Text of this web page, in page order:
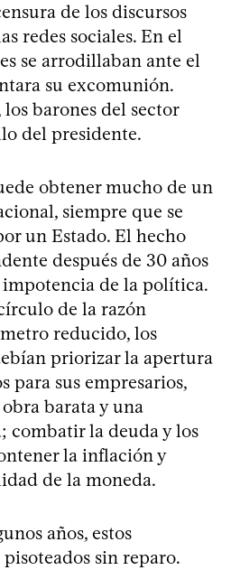
de los discursos
redes sociales. En el
se arrodillaban ante el
su excomunión.
los barones del sector
del presidente.
obtener mucho de un
siempre que se
un Estado. El hecho
después de 30 años
de la política.
de la razón
reducido, los
priorizar la apertura
para sus empresarios,
barata y una
combatir la deuda y los
la inflación y
de la moneda.
años, estos
sin reparo.